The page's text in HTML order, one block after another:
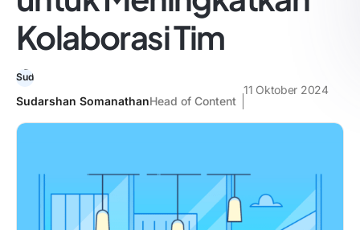
Kolaborasi Tim
Sudarshan SomanathanHead of Content
11 Oktober 2024